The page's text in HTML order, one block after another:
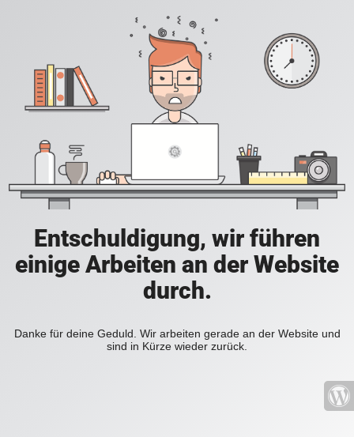
Entschuldigung, wir führen
einige Arbeiten an der Website
durch.
Danke für deine Geduld. Wir arbeiten gerade an der Website und
sind in Kürze wieder zurück.